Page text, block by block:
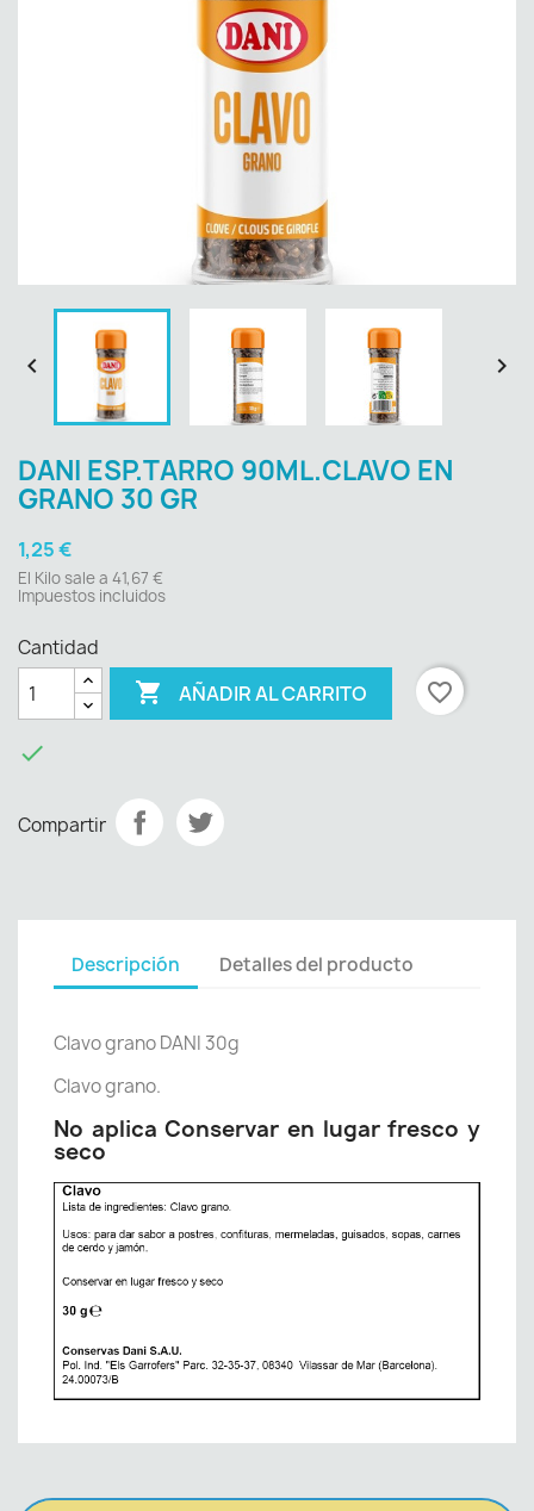
 
DANI ESP.TARRO 90ML.CLAVO EN
GRANO 30 GR
1,25 €
El Kilo sale a 41,67 €
Impuestos incluidos
Cantidad
 AÑADIR AL CARRITO favorite_border

Compartir
Descripción Detalles del producto
Clavo grano DANI 30g
Clavo grano.
No aplica Conservar en lugar fresco y
seco